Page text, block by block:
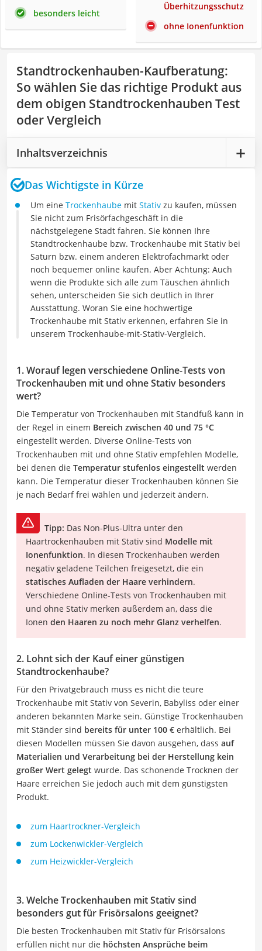
besonders leicht
Überhitzungsschutz
ohne Ionenfunktion
Standtrockenhauben-Kaufberatung:
So wählen Sie das richtige Produkt aus
dem obigen Standtrockenhauben Test
oder Vergleich
Inhaltsverzeichnis
Das Wichtigste in Kürze
Um eine Trockenhaube mit Stativ zu kaufen, müssen
Sie nicht zum Frisörfachgeschäft in die
nächstgelegene Stadt fahren. Sie können Ihre
Standtrockenhaube bzw. Trockenhaube mit Stativ bei
Saturn bzw. einem anderen Elektrofachmarkt oder
noch bequemer online kaufen. Aber Achtung: Auch
wenn die Produkte sich alle zum Täuschen ähnlich
sehen, unterscheiden Sie sich deutlich in Ihrer
Ausstattung. Woran Sie eine hochwertige
Trockenhaube mit Stativ erkennen, erfahren Sie in
unserem Trockenhaube-mit-Stativ-Vergleich.
1. Worauf legen verschiedene Online-Tests von
Trockenhauben mit und ohne Stativ besonders
wert?
Die Temperatur von Trockenhauben mit Standfuß kann in
der Regel in einem Bereich zwischen 40 und 75 °C
eingestellt werden. Diverse Online-Tests von
Trockenhauben mit und ohne Stativ empfehlen Modelle,
bei denen die Temperatur stufenlos eingestellt werden
kann. Die Temperatur dieser Trockenhauben können Sie
je nach Bedarf frei wählen und jederzeit ändern.
Tipp: Das Non-Plus-Ultra unter den
Haartrockenhauben mit Stativ sind Modelle mit
Ionenfunktion. In diesen Trockenhauben werden
negativ geladene Teilchen freigesetzt, die ein
statisches Aufladen der Haare verhindern.
Verschiedene Online-Tests von Trockenhauben mit
und ohne Stativ merken außerdem an, dass die
Ionen den Haaren zu noch mehr Glanz verhelfen.
2. Lohnt sich der Kauf einer günstigen
Standtrockenhaube?
Für den Privatgebrauch muss es nicht die teure
Trockenhaube mit Stativ von Severin, Babyliss oder einer
anderen bekannten Marke sein. Günstige Trockenhauben
mit Ständer sind bereits für unter 100 € erhältlich. Bei
diesen Modellen müssen Sie davon ausgehen, dass auf
Materialien und Verarbeitung bei der Herstellung kein
großer Wert gelegt wurde. Das schonende Trocknen der
Haare erreichen Sie jedoch auch mit dem günstigsten
Produkt.
zum Haartrockner-Vergleich
zum Lockenwickler-Vergleich
zum Heizwickler-Vergleich
3. Welche Trockenhauben mit Stativ sind
besonders gut für Frisörsalons geeignet?
Die besten Trockenhauben mit Stativ für Frisörsalons
erfüllen nicht nur die höchsten Ansprüche beim